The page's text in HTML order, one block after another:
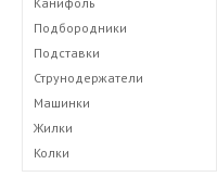
Подбородники
Подставки
Струнодержатели
Машинки
Жилки
Колки